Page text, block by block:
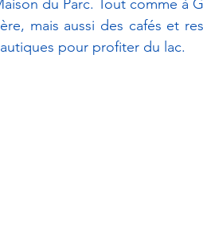
du Parc. Tout comme à
mais aussi des cafés et
pour profiter du lac.